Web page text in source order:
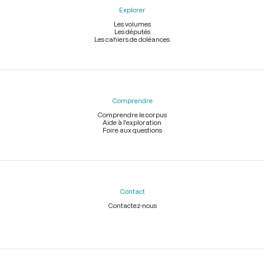
Explorer
Les volumes
Les députés
Les cahiers de doléances
Comprendre
Comprendre le corpus
Aide à l'exploration
Foire aux questions
Contact
Contactez-nous
Légal